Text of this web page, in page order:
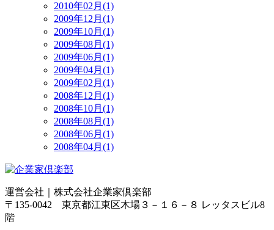
2010年02月(1)
2009年12月(1)
2009年10月(1)
2009年08月(1)
2009年06月(1)
2009年04月(1)
2009年02月(1)
2008年12月(1)
2008年10月(1)
2008年08月(1)
2008年06月(1)
2008年04月(1)
運営会社｜ 株式会社企業家倶楽部
〒135-0042 東京都江東区木場３－１６－８ レッタスビル8
階